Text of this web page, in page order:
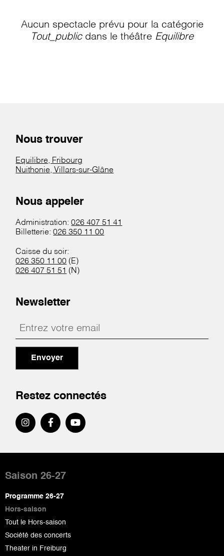
Aucun spectacle prévu pour la catégorie
Tout_publicdans le théâtre Equilibre
Nous trouver
Equilibre, Fribourg
Nuithonie, Villars-sur-Glâne
Nous appeler
Administration:026 407 51 41
Billetterie:026 350 11 00
Caisse du soir:
026 350 11 00 (E)
026 407 51 51 (N)
Newsletter
Envoyer
Restez connectés
de
page
Saison 26-27
Programme 26-27
Hors-saison
Tout le Hors-saison
Société des concerts
Theater in Freiburg